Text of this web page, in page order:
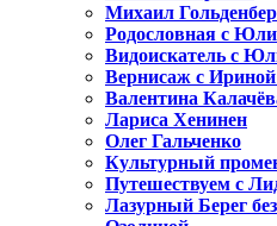
Михаил
Родословная с
Видоискатель с
Вернисаж с
Валентина
Лариса Хенинен
Олег Гальченко
Культурный
Путешествуем с
Лазурный Берег